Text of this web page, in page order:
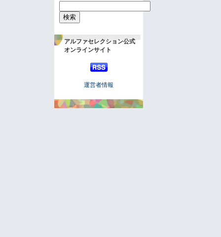
アルファセレクション公式
オンラインサイト
運営者情報